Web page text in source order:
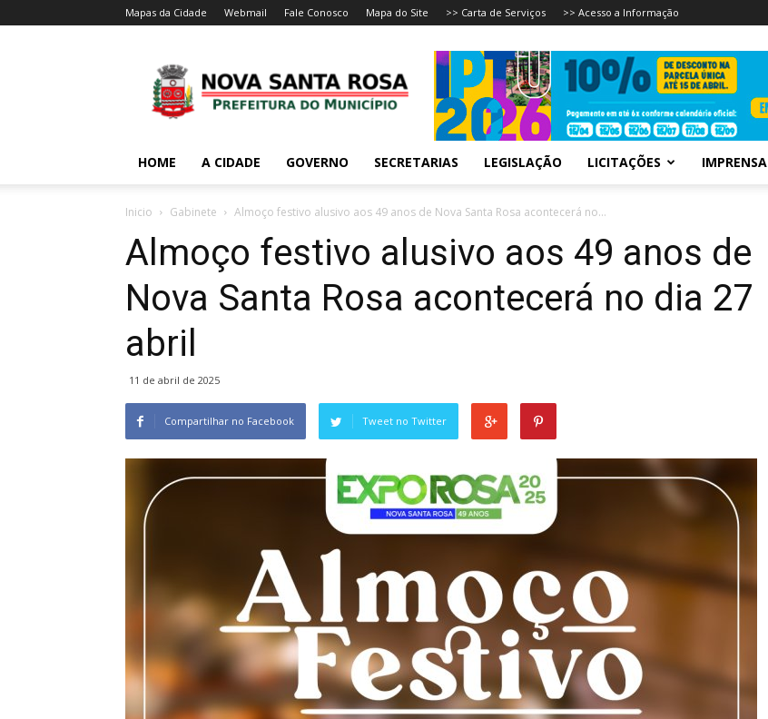
Mapas da Cidade Webmail Fale Conosco Mapa do Site >> Carta de Serviços >> Acesso a Informação
HOME A CIDADE GOVERNO SECRETARIAS LEGISLAÇÃO LICITAÇÕES IMPRENSA
Inicio Gabinete Almoço festivo alusivo aos 49 anos de Nova Santa Rosa acontecerá no...
Almoço festivo alusivo aos 49 anos de
Nova Santa Rosa acontecerá no dia 27
abril
11 de abril de 2025
Compartilhar no Facebook Tweet no Twitter